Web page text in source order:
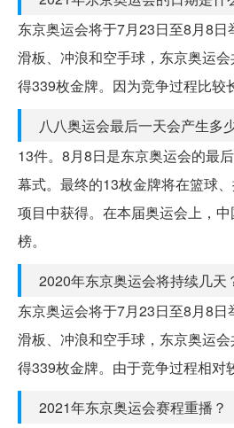
东京奥运会将于7月23日至8月8
滑板、冲浪和空手球，东京奥运
得339枚金牌。因为竞争过程比较
八八奥运会最后一天会产生多
13件。8月8日是东京奥运会的最
幕式。最终的13枚金牌将在篮球
项目中获得。在本届奥运会上，
榜。
2020年东京奥运会将持续几天
东京奥运会将于7月23日至8月8
滑板、冲浪和空手球，东京奥运
得339枚金牌。由于竞争过程相对
2021年东京奥运会赛程重播？